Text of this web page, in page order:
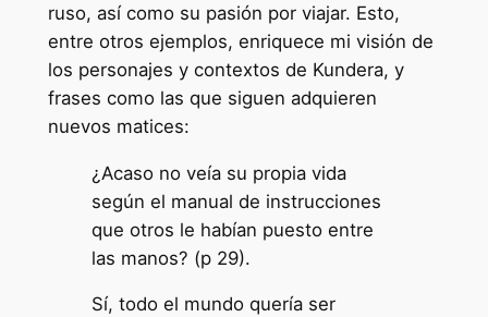
ruso, así como su pasión por viajar. Esto,
entre otros ejemplos, enriquece mi visión de
los personajes y contextos de Kundera, y
frases como las que siguen adquieren
nuevos matices:
¿Acaso no veía su propia vida
según el manual de instrucciones
que otros le habían puesto entre
las manos? (p 29).
Sí, todo el mundo quería ser